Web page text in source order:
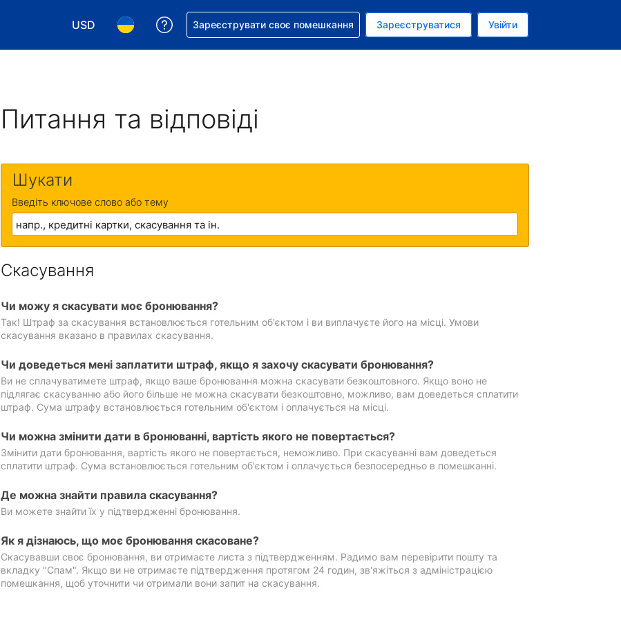
USD
Виберіть валюту. Ваша поточна валюта: Долар США
Виберіть мову. Ваша поточна мова: Українською
Отримайте допомогу з бронюванням
Зареєструвати своє помешкання Зареєструватися Увійти
Питання та відповіді
Шукати
Введіть ключове слово або тему
Скасування
Чи можу я скасувати моє бронювання?
Так! Штраф за скасування встановлюється готельним об'єктом і ви виплачуєте його на місці. Умови
скасування вказано в правилах скасування.
Чи доведеться мені заплатити штраф, якщо я захочу скасувати бронювання?
Ви не сплачуватимете штраф, якщо ваше бронювання можна скасувати безкоштовного. Якщо воно не
підлягає скасуванню або його більше не можна скасувати безкоштовно, можливо, вам доведеться сплатити
штраф. Сума штрафу встановлюється готельним об'єктом і оплачується на місці.
Чи можна змінити дати в бронюванні, вартість якого не повертається?
Змінити дати бронювання, вартість якого не повертається, неможливо. При скасуванні вам доведеться
сплатити штраф. Сума встановлюється готельним об'єктом і оплачується безпосередньо в помешканні.
Де можна знайти правила скасування?
Ви можете знайти їх у підтвердженні бронювання.
Як я дізнаюсь, що моє бронювання скасоване?
Скасувавши своє бронювання, ви отримаєте листа з підтвердженням. Радимо вам перевірити пошту та
вкладку "Спам". Якщо ви не отримаєте підтвердження протягом 24 годин, зв'яжіться з адміністрацією
помешкання, щоб уточнити чи отримали вони запит на скасування.